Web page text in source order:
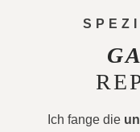
Ich fange die